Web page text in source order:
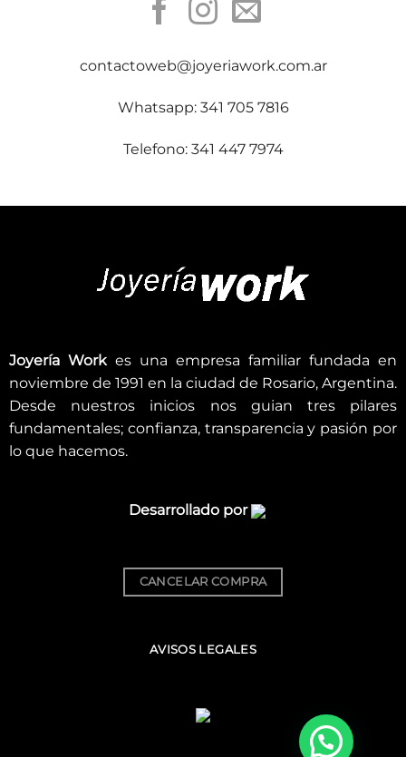
contactoweb@joyeriawork.com.ar
Whatsapp: 341 705 7816
Telefono: 341 447 7974
Joyería Workes una empresa familiar fundada en
noviembre de 1991 en la ciudad de Rosario, Argentina.
Desde nuestros inicios nos guian tres pilares
fundamentales; confianza, transparencia y pasión por
lo que hacemos.
Desarrollado por
CANCELAR COMPRA
AVISOS LEGALES